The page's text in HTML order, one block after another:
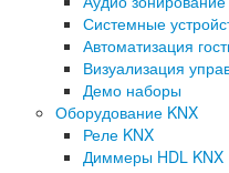
Системные
Автоматизация
Визуализация
Демо наборы
Оборудование KNX
Реле KNX
Диммеры HDL KNX